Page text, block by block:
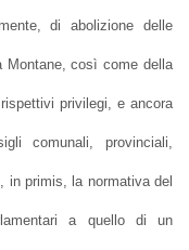
di abolizione delle
Montane, così come della
privilegi, e ancora
comunali, provinciali,
in primis, la normativa del
a quello di un